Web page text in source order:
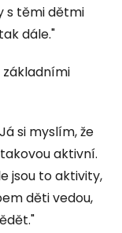
s těmi dětmi
dále."
si myslím, že
aktivní.
jsou to aktivity,
děti vedou,